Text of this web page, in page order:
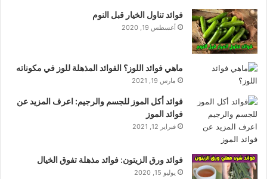
فوائد تناول الخيار قبل النوم
أغسطس 19, 2020
ماهي فوائد اللوز؟ الفوائد المذهلة للوز في مكوناته
مارس 19, 2021
فوائد أكل الموز للجسم والرجيم: اعرف المزيد عن
فوائد الموز
فبراير 12, 2021
فوائد ورق الزيتون: فوائد مذهلة تفوق الخيال
يوليو 15, 2020